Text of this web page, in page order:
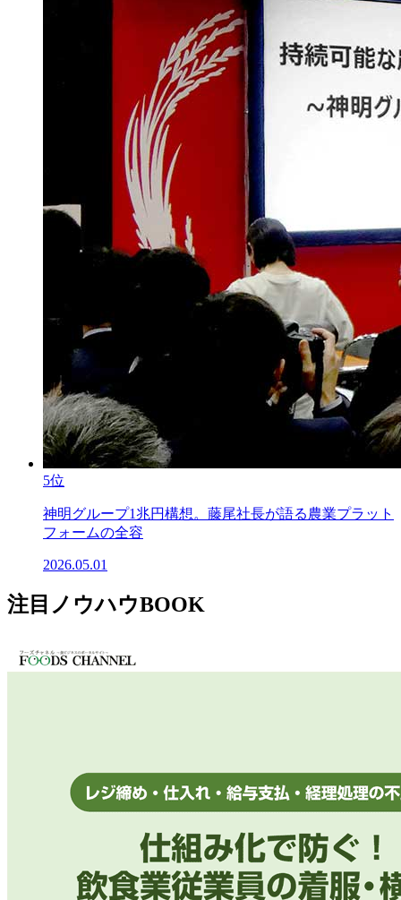
5位
神明グループ1兆円構想。藤尾社長が語る農業プラット
フォームの全容
2026.05.01
注目ノウハウBOOK